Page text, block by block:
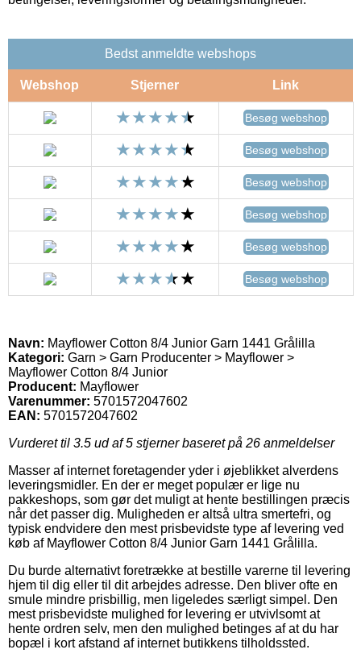
Bedst anmeldte webshops
Webshop Stjerner Link
Besøg webshop
Besøg webshop
Besøg webshop
Besøg webshop
Besøg webshop
Besøg webshop
Navn: Mayflower Cotton 8/4 Junior Garn 1441 Grålilla
Kategori: Garn > Garn Producenter > Mayflower >
Mayflower Cotton 8/4 Junior
Producent: Mayflower
Varenummer: 5701572047602
EAN: 5701572047602
Vurderet til 3.5 ud af 5 stjerner baseret på 26 anmeldelser
Masser af internet foretagender yder i øjeblikket alverdens
leveringsmidler. En der er meget populær er lige nu
pakkeshops, som gør det muligt at hente bestillingen præcis
når det passer dig. Muligheden er altså ultra smertefri, og
typisk endvidere den mest prisbevidste type af levering ved
køb af Mayflower Cotton 8/4 Junior Garn 1441 Grålilla.
Du burde alternativt foretrække at bestille varerne til levering
hjem til dig eller til dit arbejdes adresse. Den bliver ofte en
smule mindre prisbillig, men ligeledes særligt simpel. Den
mest prisbevidste mulighed for levering er utvivlsomt at
hente ordren selv, men den mulighed betinges af at du har
bopæl i kort afstand af internet butikkens tilholdssted.